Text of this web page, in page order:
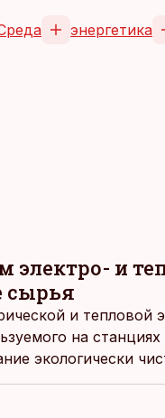
энергетика
электро- и
сырья
и тепловой
на
экологически